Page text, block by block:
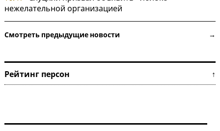
нежелательной организацией
Смотреть предыдущие новости →
Рейтинг персон ↑